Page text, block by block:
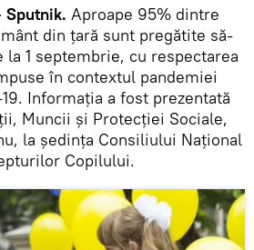
Sputnik. Aproape 95% dintre
din țară sunt pregătite să-
1 septembrie, cu respectarea
în contextul pandemiei
Informația a fost prezentată
Muncii și Protecției Sociale,
la ședința Consiliului Național
Copilului.